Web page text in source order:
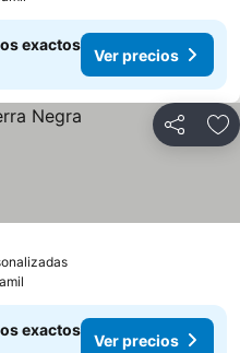
exactos
Ver precios
Compartir
Ver precios
exactos
Ver precios